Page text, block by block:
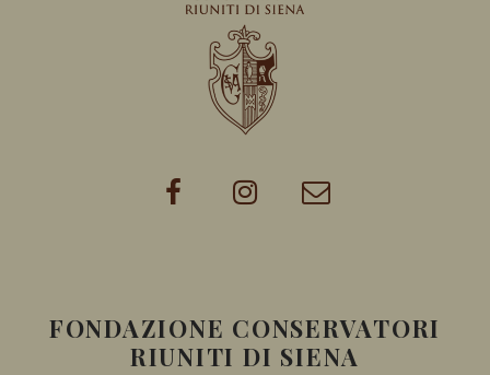
FONDAZIONE CONSERVATORI
RIUNITI DI SIENA